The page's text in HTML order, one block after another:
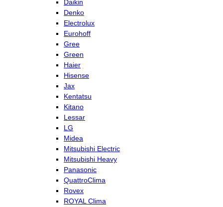
Daikin
Denko
Electrolux
Eurohoff
Gree
Green
Haier
Hisense
Jax
Kentatsu
Kitano
Lessar
LG
Midea
Mitsubishi Electric
Mitsubishi Heavy
Panasonic
QuattroClima
Rovex
ROYAL Clima